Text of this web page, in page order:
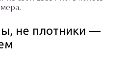
не плотники —